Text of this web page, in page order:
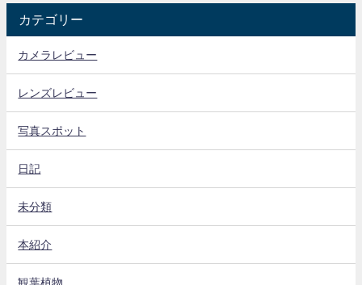
カテゴリー
カメラレビュー
レンズレビュー
写真スポット
日記
未分類
本紹介
観葉植物